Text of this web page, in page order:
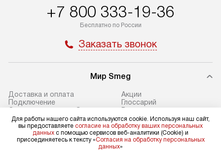
доставляем заказ до офиса
транспортной компании в Москве.
доставки у менеджера при
В день, согласованный с вами,
упакованный товар до подъезда.
покупку до двери вашей квартиры
или места установки, пожалуйста,
определяется в
в себя снятие
+7 800 333-19-36
Бесплатно по России
Заказать звонок
Мир Smeg
Доставка и оплата
Подключение
Сервисные центры Smeg
Ремонт Smeg
Возврат и обмен
Статьи
Акции
Глоссарий
Вопросы и ответы
Видео
Контакты
Сайты-партнеры
Для работы нашего сайта используются cookie. Используя наш сайт,
вы предоставляете согласие на обработку ваших персональных
данных с помощью сервисов веб-аналитики (Cookie) и
присоединяетесь к тексту «Согласия на обработку персональных
данных»